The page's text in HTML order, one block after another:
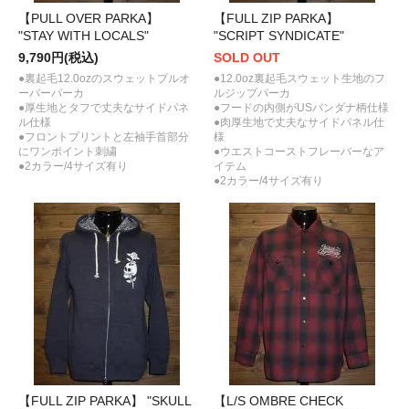
【PULL OVER PARKA】
"STAY WITH LOCALS"
9,790円(税込)
●裏起毛12.0ozのスウェットプルオ
ーバーパーカ
●厚生地とタフで丈夫なサイドパネ
ル仕様
●フロントプリントと左袖手首部分
にワンポイント刺繍
●2カラー/4サイズ有り
【FULL ZIP PARKA】
"SCRIPT SYNDICATE"
SOLD OUT
●12.0oz裏起毛スウェット生地のフ
ルジップパーカ
●フードの内側がUSバンダナ柄仕様
●肉厚生地で丈夫なサイドパネル仕
様
●ウエストコーストフレーバーなア
イテム
●2カラー/4サイズ有り
【FULL ZIP PARKA】 "SKULL
【L/S OMBRE CHECK